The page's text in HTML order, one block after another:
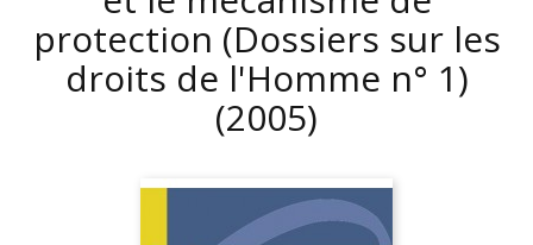
protection (Dossiers sur les
droits de l'Homme n° 1)
(2005)